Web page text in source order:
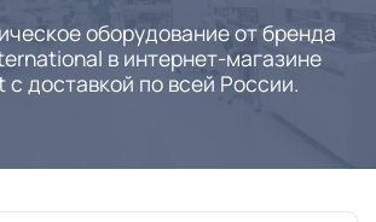
оборудование от бренда
в интернет-магазине
с доставкой по всей России.